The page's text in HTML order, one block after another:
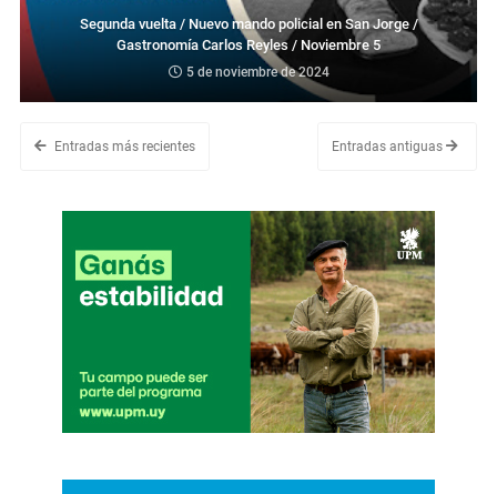
Segunda vuelta / Nuevo mando policial en San Jorge /
Gastronomía Carlos Reyles / Noviembre 5
5 de noviembre de 2024
Entradas más recientes Entradas antiguas